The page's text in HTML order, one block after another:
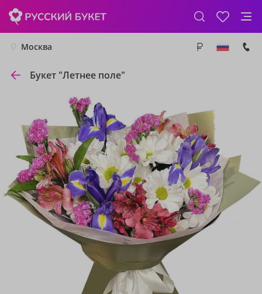
Москва
Букет "Летнее поле"